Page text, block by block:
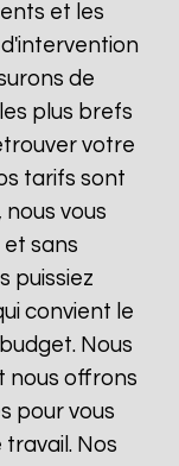
et les
de
plus brefs
votre
tarifs sont
vous
sans
puissiez
convient le
Nous
nous offrons
pour vous
Nos